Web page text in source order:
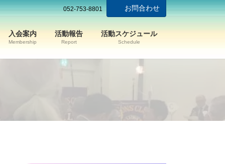
052-753-8801 お問合わせ
入会案内
Membership
活動報告
Report
活動スケジュール
Schedule